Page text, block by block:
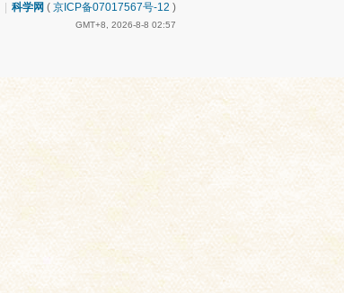
科学网 ( 京ICP备07017567号-12 )
GMT+8, 2026-8-8 02:57